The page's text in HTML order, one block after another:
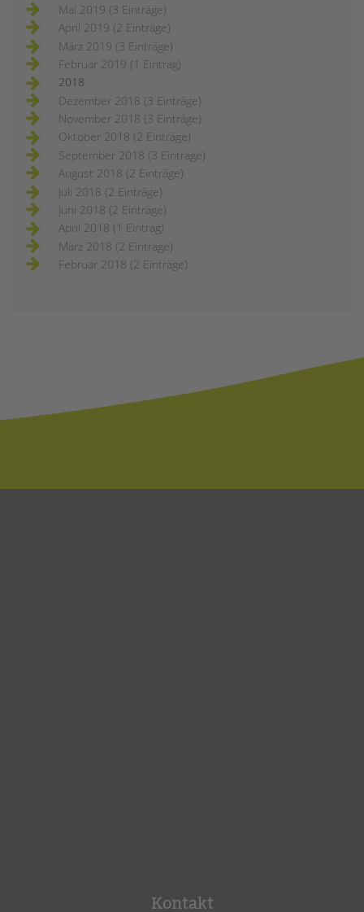
Mai 2019 (3 Einträge)
April 2019 (2 Einträge)
März 2019 (3 Einträge)
Februar 2019 (1 Eintrag)
2018
Dezember 2018 (3 Einträge)
November 2018 (3 Einträge)
Oktober 2018 (2 Einträge)
September 2018 (3 Einträge)
August 2018 (2 Einträge)
Juli 2018 (2 Einträge)
Juni 2018 (2 Einträge)
April 2018 (1 Eintrag)
März 2018 (2 Einträge)
Februar 2018 (2 Einträge)
Kontakt